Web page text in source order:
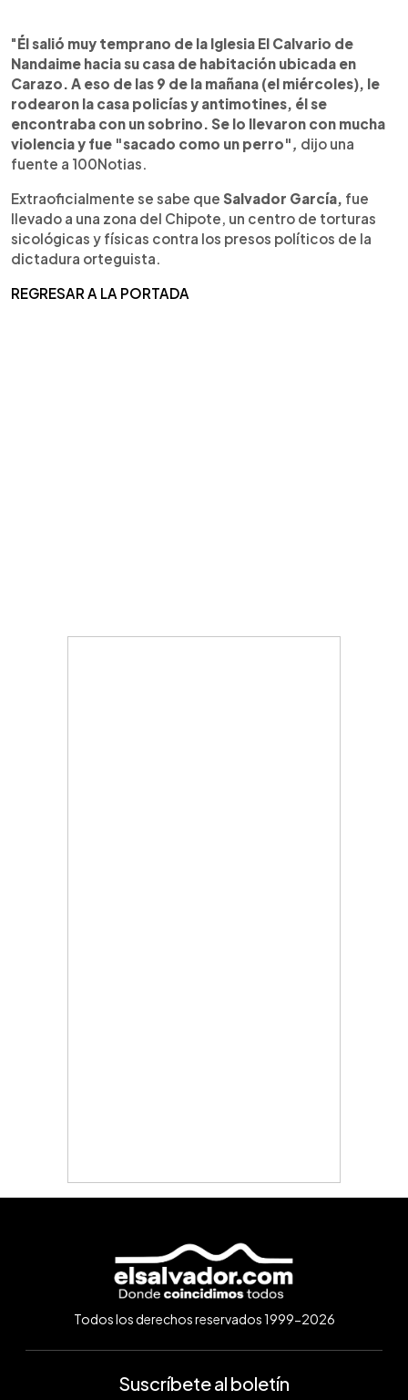
"Él salió muy temprano de la Iglesia El Calvario de
Nandaime hacia su casa de habitación ubicada en
Carazo. A eso de las 9 de la mañana (el miércoles), le
rodearon la casa policías y antimotines, él se
encontraba con un sobrino. Se lo llevaron con mucha
violencia y fue "sacado como un perro" , dijo una
fuente a 100Notias.
Extraoficialmente se sabe que Salvador García, fue
llevado a una zona del Chipote, un centro de torturas
sicológicas y físicas contra los presos políticos de la
dictadura orteguista.
REGRESAR A LA PORTADA
Todos los derechos reservados 1999-2026
Suscríbete al boletín